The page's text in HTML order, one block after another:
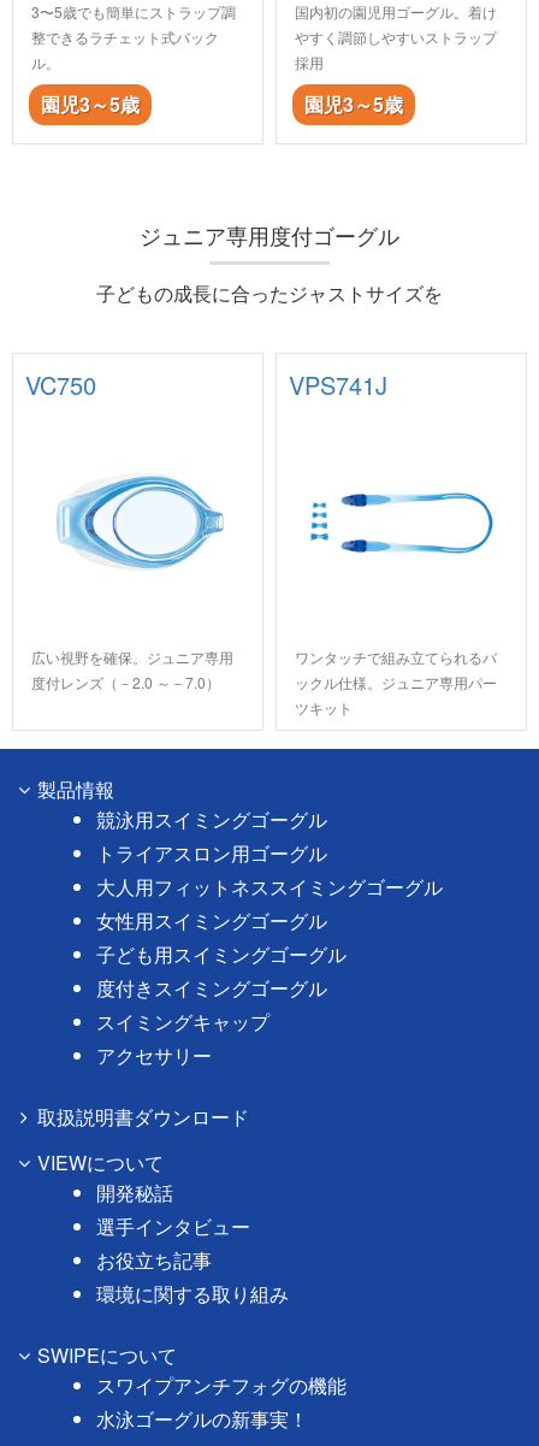
3〜5歳でも簡単にストラップ調
整できるラチェット式バック
ル。
園児3～5歳
国内初の園児用ゴーグル。着け
やすく調節しやすいストラップ
採用
園児3～5歳
ジュニア専用度付ゴーグル
子どもの成長に合ったジャストサイズを
VC750
広い視野を確保。ジュニア専用
度付レンズ（－2.0 ～－7.0）
VPS741J
ワンタッチで組み立てられるバ
ックル仕様。ジュニア専用パー
ツキット
製品情報
競泳用スイミングゴーグル
トライアスロン用ゴーグル
大人用フィットネススイミングゴーグル
女性用スイミングゴーグル
子ども用スイミングゴーグル
度付きスイミングゴーグル
スイミングキャップ
アクセサリー
取扱説明書ダウンロード
VIEWについて
開発秘話
選手インタビュー
お役立ち記事
環境に関する取り組み
SWIPEについて
スワイプアンチフォグの機能
水泳ゴーグルの新事実！